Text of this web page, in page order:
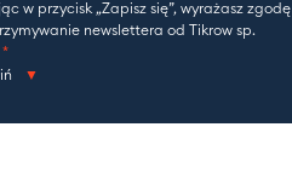
w przycisk „Zapisz się”, wyrażasz zgodę
newslettera od Tikrow sp.
*